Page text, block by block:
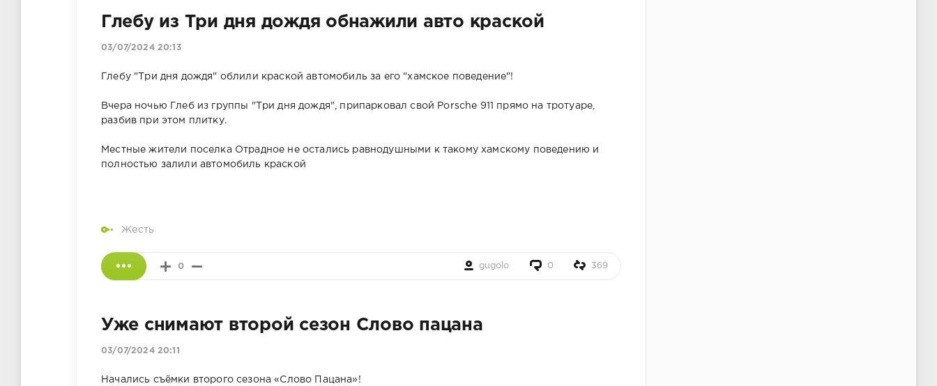
Глебу из Три дня дождя обнажили авто краской
03/07/2024 20:13
Глебу "Три дня дождя" облили краской автомобиль за его "хамское поведение"!
Вчера ночью Глеб из группы "Три дня дождя", припарковал свой Porsche 911 прямо на тротуаре,
разбив при этом плитку.
Местные жители поселка Отрадное не остались равнодушными к такому хамскому поведению и
полностью залили автомобиль краской
Жесть
0 gugolo 0 369
Уже снимают второй сезон Слово пацана
03/07/2024 20:11
Начались съёмки второго сезона «Слово Пацана»!